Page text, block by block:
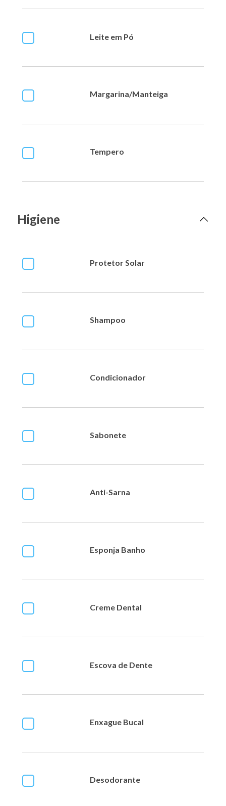
Leite em Pó
Margarina/Manteiga
Tempero
Higiene
Protetor Solar
Shampoo
Condicionador
Sabonete
Anti-Sarna
Esponja Banho
Creme Dental
Escova de Dente
Enxague Bucal
Desodorante